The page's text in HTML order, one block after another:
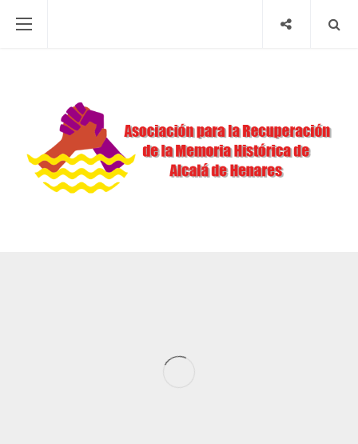
EL CAMPO DE